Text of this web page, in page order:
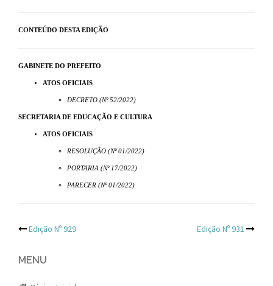
CONTEÚDO DESTA EDIÇÃO
GABINETE DO PREFEITO
ATOS OFICIAIS
DECRETO (Nº 52/2022)
SECRETARIA DE EDUCAÇÃO E CULTURA
ATOS OFICIAIS
RESOLUÇÃO (Nº 01/2022)
PORTARIA (Nº 17/2022)
PARECER (Nº 01/2022)
Post
navigation
Edição Nº 929 Edição Nº 931
MENU